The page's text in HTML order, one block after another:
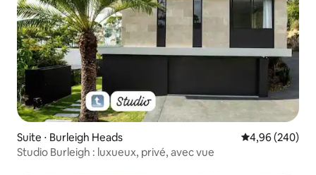
Suite ⋅ Burleigh Heads Évaluation
4,96 (240)
Studio Burleigh : luxueux, privé, avec vue